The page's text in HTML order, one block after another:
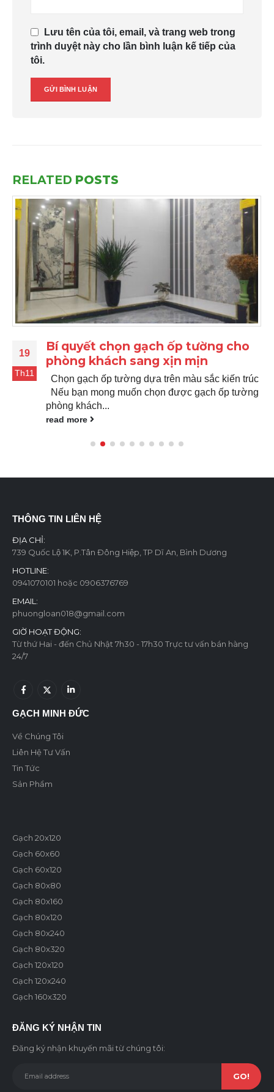
Lưu tên của tôi, email, và trang web trong
trình duyệt này cho lần bình luận kế tiếp của
tôi.
RELATED POSTS
19
Th11
Bí quyết chọn gạch ốp tường cho
phòng khách sang xịn mịn
Chọn gạch ốp tường dựa trên màu sắc kiến trúc
Nếu bạn mong muốn chọn được gạch ốp tường
phòng khách...
read more
THÔNG TIN LIÊN HỆ
ĐỊA CHỈ:
739 Quốc Lộ 1K, P.Tân Đông Hiệp, TP Dĩ An, Bình Dương
HOTLINE:
0941070101 hoặc 0906376769
EMAIL:
phuongloan018@gmail.com
GIỜ HOẠT ĐỘNG:
Từ thứ Hai - đến Chủ Nhật 7h30 - 17h30 Trực tư vấn bán hàng
24/7
GẠCH MINH ĐỨC
Về Chúng Tôi
Liên Hệ Tư Vấn
Tin Tức
Sản Phẩm
Gạch 20x120
Gạch 60x60
Gạch 60x120
Gạch 80x80
Gạch 80x160
Gạch 80x120
Gạch 80x240
Gạch 80x320
Gạch 120x120
Gạch 120x240
Gạch 160x320
ĐĂNG KÝ NHẬN TIN
Đăng ký nhận khuyến mãi từ chúng tôi: